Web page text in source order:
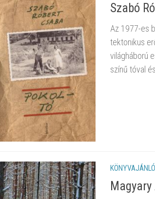
Szabó
Az 1977-es
tektonikus
világháború
színű tóval
KÖNYVAJÁNLÓ